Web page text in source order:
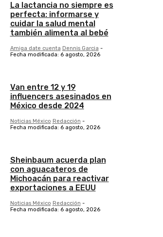
La lactancia no siempre es
perfecta: informarse y
cuidar la salud mental
también alimenta al bebé
Amiga date cuenta Dennis Garcia -
Fecha modificada: 6 agosto, 2026
Van entre 12 y 19
influencers asesinados en
México desde 2024
Noticias México Redacción -
Fecha modificada: 6 agosto, 2026
Sheinbaum acuerda plan
con aguacateros de
Michoacán para reactivar
exportaciones a EEUU
Noticias México Redacción -
Fecha modificada: 6 agosto, 2026